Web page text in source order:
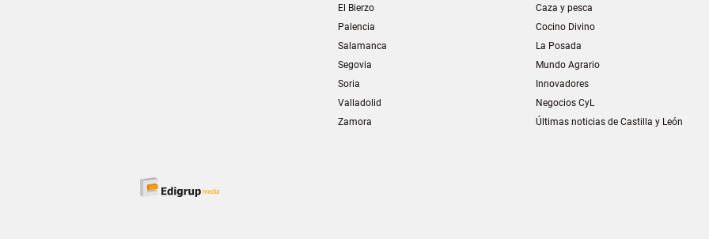
El Bierzo
Palencia
Salamanca
Segovia
Soria
Valladolid
Zamora
Caza y pesca
Cocino Divino
La Posada
Mundo Agrario
Innovadores
Negocios CyL
Últimas noticias de Castilla y León